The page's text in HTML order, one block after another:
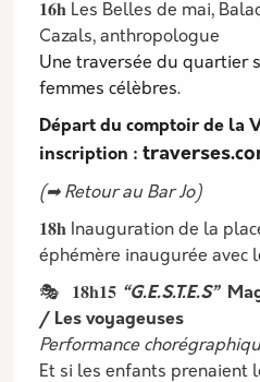
𝟏𝟔𝐡 Les Belles de mai,
Cazals, anthropologue
Une traversée du quartier
femmes célèbres.
Départ du comptoir de la
inscription :
(➡ Retour au Bar Jo)
𝟏𝟖𝐡 Inauguration de la
éphémère inaugurée avec
🎭 𝟏𝟖𝐡𝟏𝟓 “G.E.S.T.E.S”
/ Les voyageuses
Performance
Et si les enfants prenaient